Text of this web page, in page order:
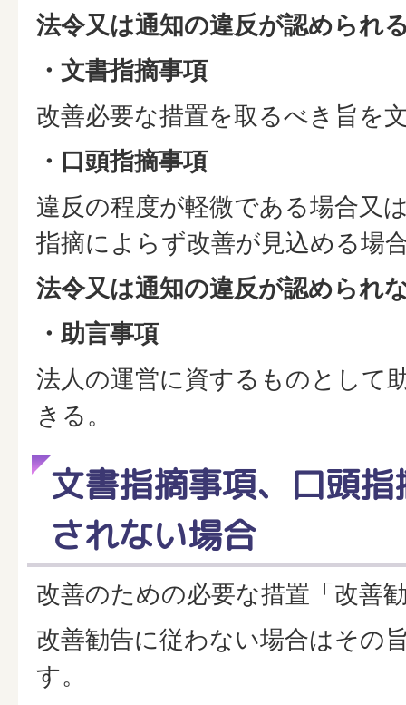
法令又は通知の違反が認められ
・文書指摘事項
改善必要な措置を取るべき旨を
・口頭指摘事項
違反の程度が軽微である場合又
指摘によらず改善が見込める場
法令又は通知の違反が認められ
・助言事項
法人の運営に資するものとして
きる。
文書指摘事項、口頭
されない場合
改善のための必要な措置「改善
改善勧告に従わない場合はその
す。